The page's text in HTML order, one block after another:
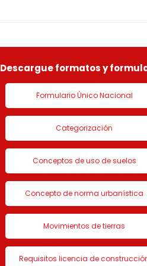
normas concordantes, hace
saber que según ra
Descargue formatos y
Formulario Único Nacional
Categorización
Conceptos de uso de suelos
Concepto de norma urbanística
Movimientos de tierras
Requisitos licencia de